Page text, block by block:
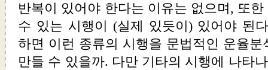
반복이 있어야 한다는 이유는 없으며, 또
수 있는 시행이 (실제 있듯이) 있어야 된
하면 이런 종류의 시행을 문법적인 운율
만들 수 있을까. 다만 기타의 시행에 나타